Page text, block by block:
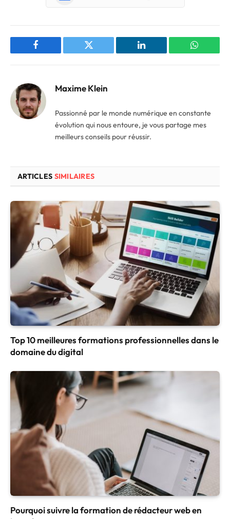
Facebook Twitter LinkedIn
Maxime Klein
Passionné par le monde numérique en constante
évolution qui nous entoure, je vous partage mes
meilleurs conseils pour réussir.
ARTICLES SIMILAIRES
Top 10 meilleures formations professionnelles dans le
domaine du digital
Pourquoi suivre la formation de rédacteur web en